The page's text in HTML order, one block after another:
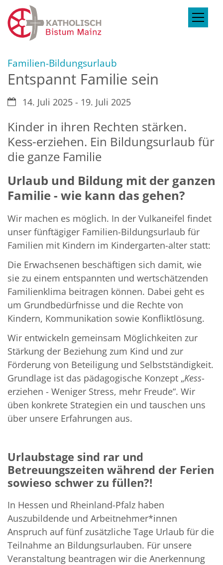
Zum Inhalt springen
Familien-Bildungsurlaub
Entspannt Familie sein
Datum:14. Juli 2025 - 19. Juli 2025
Kinder in ihren Rechten stärken.
Kess-erziehen. Ein Bildungsurlaub für
die ganze Familie
Urlaub und Bildung mit der ganzen
Familie - wie kann das gehen?
Wir machen es möglich. In der Vulkaneifel findet
unser fünftägiger Familien-Bildungsurlaub für
Familien mit Kindern im Kindergarten-alter statt:
Die Erwachsenen beschäftigen sich damit, wie
sie zu einem entspannten und wertschätzenden
Familienklima beitragen können. Dabei geht es
um Grundbedürfnisse und die Rechte von
Kindern, Kommunikation sowie Konfliktlösung.
Wir entwickeln gemeinsam Möglichkeiten zur
Stärkung der Beziehung zum Kind und zur
Förderung von Beteiligung und Selbstständigkeit.
Grundlage ist das pädagogische Konzept „Kess-
erziehen - Weniger Stress, mehr Freude“. Wir
üben konkrete Strategien ein und tauschen uns
über unsere Erfahrungen aus.
Urlaubstage sind rar und
Betreuungszeiten während der Ferien
sowieso schwer zu füllen?!
In Hessen und Rheinland-Pfalz haben
Auszubildende und Arbeitnehmer*innen
Anspruch auf fünf zusätzliche Tage Urlaub für die
Teilnahme an Bildungsurlauben. Für unsere
Veranstaltung beantragen wir die Anerkennung